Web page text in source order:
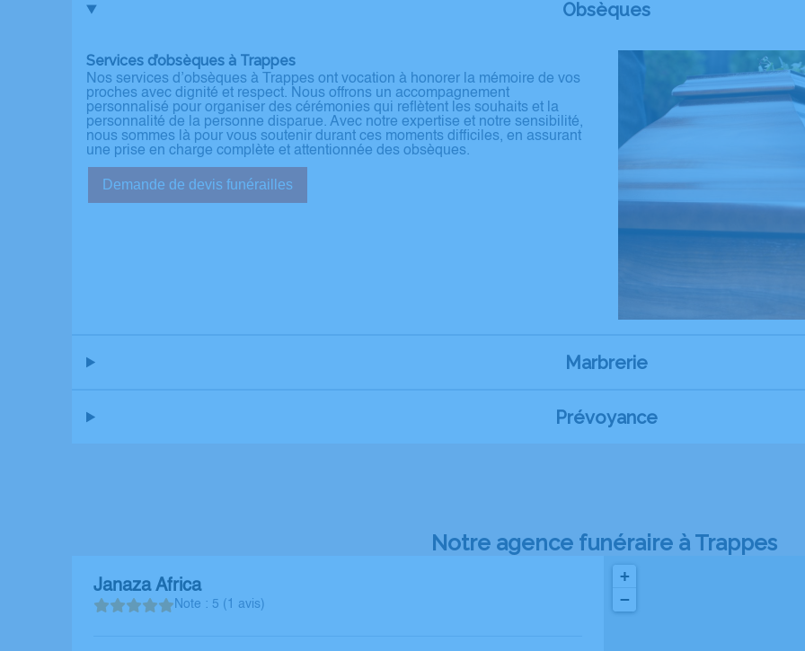
Obsèques
Services d’obsèques à Trappes
Nos services d’obsèques à Trappes ont vocation à honorer la mémoire de vos
proches avec dignité et respect. Nous offrons un accompagnement
personnalisé pour organiser des cérémonies qui reflètent les souhaits et la
personnalité de la personne disparue. Avec notre expertise et notre sensibilité,
nous sommes là pour vous soutenir durant ces moments difficiles, en assurant
une prise en charge complète et attentionnée des obsèques.
Demande de devis funérailles
Marbrerie
Prévoyance
Notre agence funéraire à Trappes
Janaza Africa
Note : 5 (1 avis)
+
−